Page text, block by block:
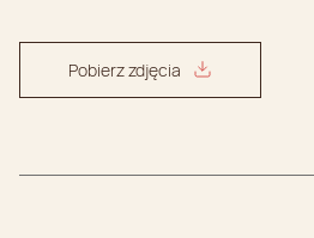
Pobierz zdjęcia